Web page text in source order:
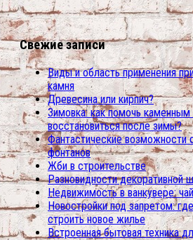
Свежие записи
Виды и область применения
камня
Древесина или кирпич?
Зимовка: как помочь каменным
восстановиться после зимы?
Фантастические возможности
фонтанов
Жби в строительстве
Разновидности декоративной
Недвижимость в ванкувере:
Новостройки под запретом:
строить новое жилье
Встроенная бытовая техника